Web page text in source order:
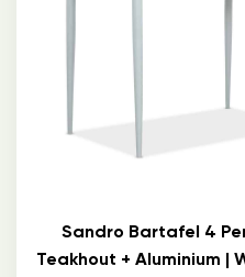
Sandro Bartafel 4
Teakhout + Aluminium |